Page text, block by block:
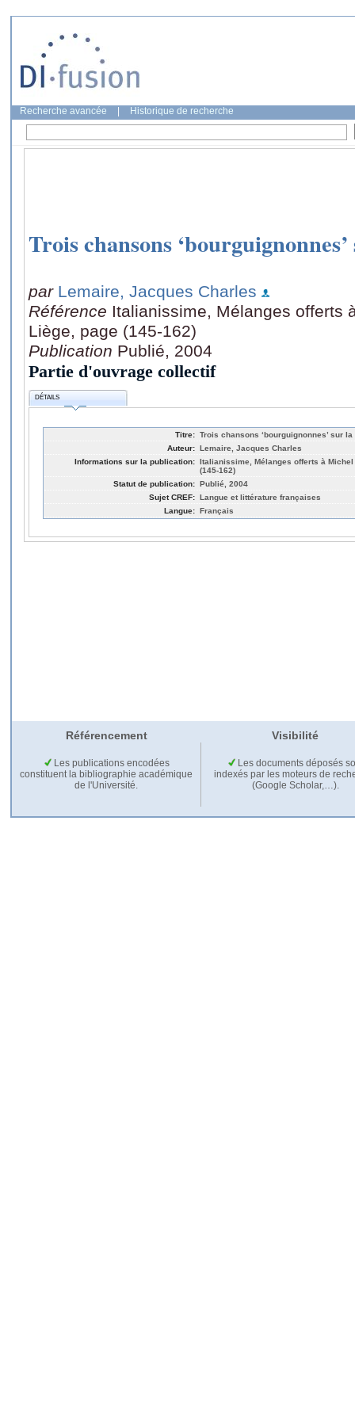
Recherche avancée Historique de recherche
Trois chansons
par Lemaire, Jacques Charles
Référence Italianissime, Mélanges offerts
Liège, page (145-162)
Publication Publié, 2004
Partie d'ouvrage collectif
DÉTAILS
Titre: Trois chansons ‘bourguignonnes’ sur
Auteur: Lemaire, Jacques Charles
Informations sur la publication: Italianissime, Mélanges offerts à
(145-162)
Statut de publication: Publié, 2004
Sujet CREF: Langue et littérature françaises
Langue: Français
Référencement Visibilité
Les publications encodées
constituent la bibliographie académique
de l'Université.
Les documents déposés
indexés par les moteurs de
(Google Scholar,…).